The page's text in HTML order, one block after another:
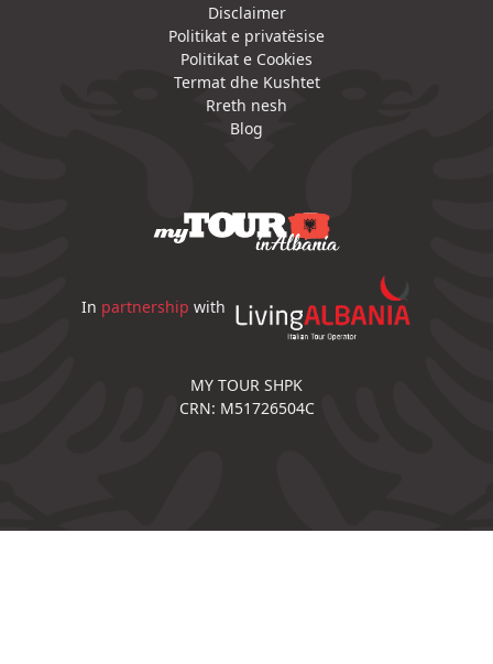
Disclaimer
Politikat e privatësise
Politikat e Cookies
Termat dhe Kushtet
Rreth nesh
Blog
In partnership with
MY TOUR SHPK
CRN: M51726504C